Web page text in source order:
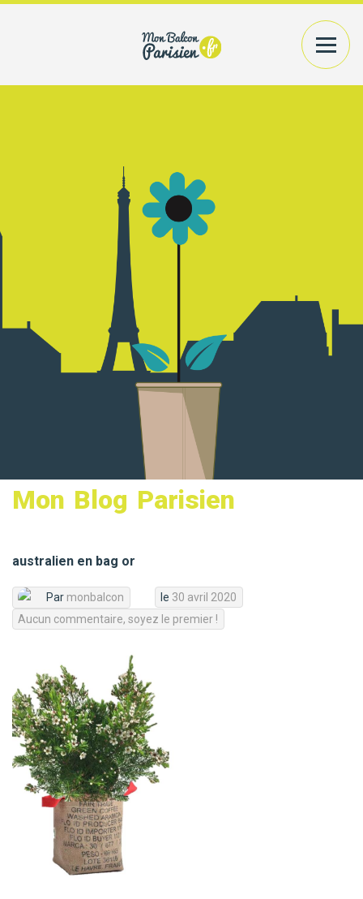
PRATIQUES
A MON COMPTE
RECHERCHER UN PRODUIT
Mon Blog Parisien
australien en bag or
Par monbalcon le 30 avril 2020
Aucun commentaire, soyez le premier !